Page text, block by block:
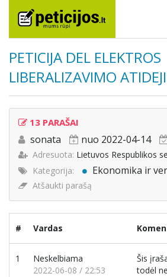
PETICIJA DEL ELEKTROS
LIBERALIZAVIMO
13 PARAŠAI
sonata nuo 2022-04-14
Adresuota: Lietuvos Respublikos
Kategorija:
Ekonomika ir
Atšaukti parašą
# Vardas
1
Neskelbiama
2022-06-08 / 22:53
Šis
todėl